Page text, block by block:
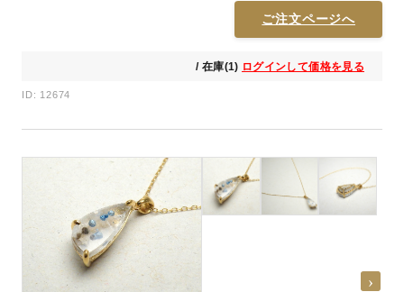
ご注文ページへ
/ 在庫(1) ログインして価格を見る
ID: 12674